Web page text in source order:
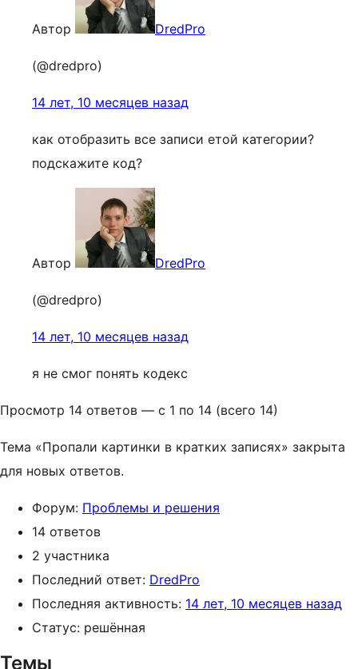
Автор DredPro
(@dredpro)
14 лет, 10 месяцев назад
как отобразить все записи етой категории?
подскажите код?
Автор DredPro
(@dredpro)
14 лет, 10 месяцев назад
я не смог понять кодекс
Просмотр 14 ответов — с 1 по 14 (всего 14)
Тема «Пропали картинки в кратких записях» закрыта
для новых ответов.
Форум: Проблемы и решения
14 ответов
2 участника
Последний ответ: DredPro
Последняя активность: 14 лет, 10 месяцев назад
Статус: решённая
Темы